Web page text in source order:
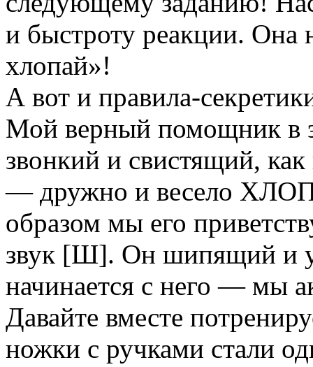
и быстроту реакции. Она
хлопай»!
А вот и правила-
Мой верный помощник
звонкий и свистящий,
— дружно и весело
образом мы его
звук [Ш]. Он шипящий и
начинается с него — мы
Давайте вместе
ножки с ручками стали